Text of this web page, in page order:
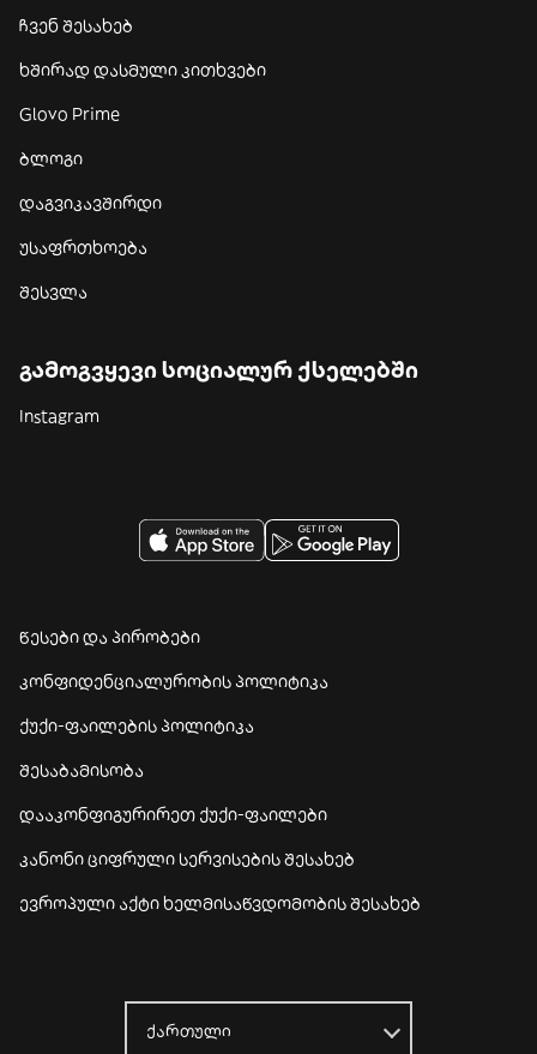
ჩვენ შესახებ
ხშირად დასმული კითხვები
Glovo Prime
ბლოგი
დაგვიკავშირდი
უსაფრთხოება
შესვლა
გამოგვყევი სოციალურ ქსელებში
Instagram
წესები და პირობები
კონფიდენციალურობის პოლიტიკა
ქუქი-ფაილების პოლიტიკა
შესაბამისობა
დააკონფიგურირეთ ქუქი-ფაილები
კანონი ციფრული სერვისების შესახებ
ევროპული აქტი ხელმისაწვდომობის შესახებ